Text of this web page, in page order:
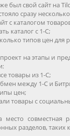
был свой сайт на
сразу
с каталогом
каталог с 1-С;
типов цен для
на этапы и
товары из 1-С;
между 1-С и
цен;
товары с
место совместная
разделов, таких